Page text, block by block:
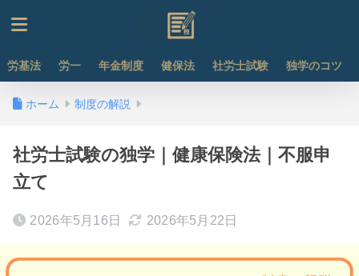
労基法 労一 年金制度 健保法 社労士試験 独学のコツ
ホーム 制度の解説
社労士試験の独学｜健康保険法｜不服申
立て
2026年5月16日 2026年5月22日